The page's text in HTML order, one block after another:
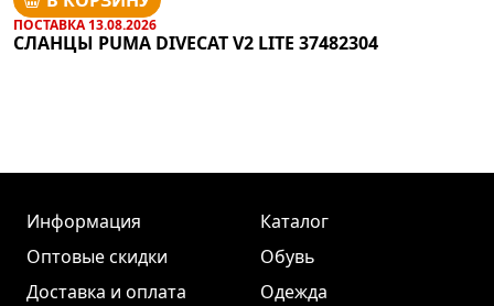
ПОСТАВКА 13.08.2026
СЛАНЦЫ PUMA DIVECAT V2 LITE 37482304
Информация
Оптовые скидки
Доставка и оплата
Каталог
Обувь
Одежда